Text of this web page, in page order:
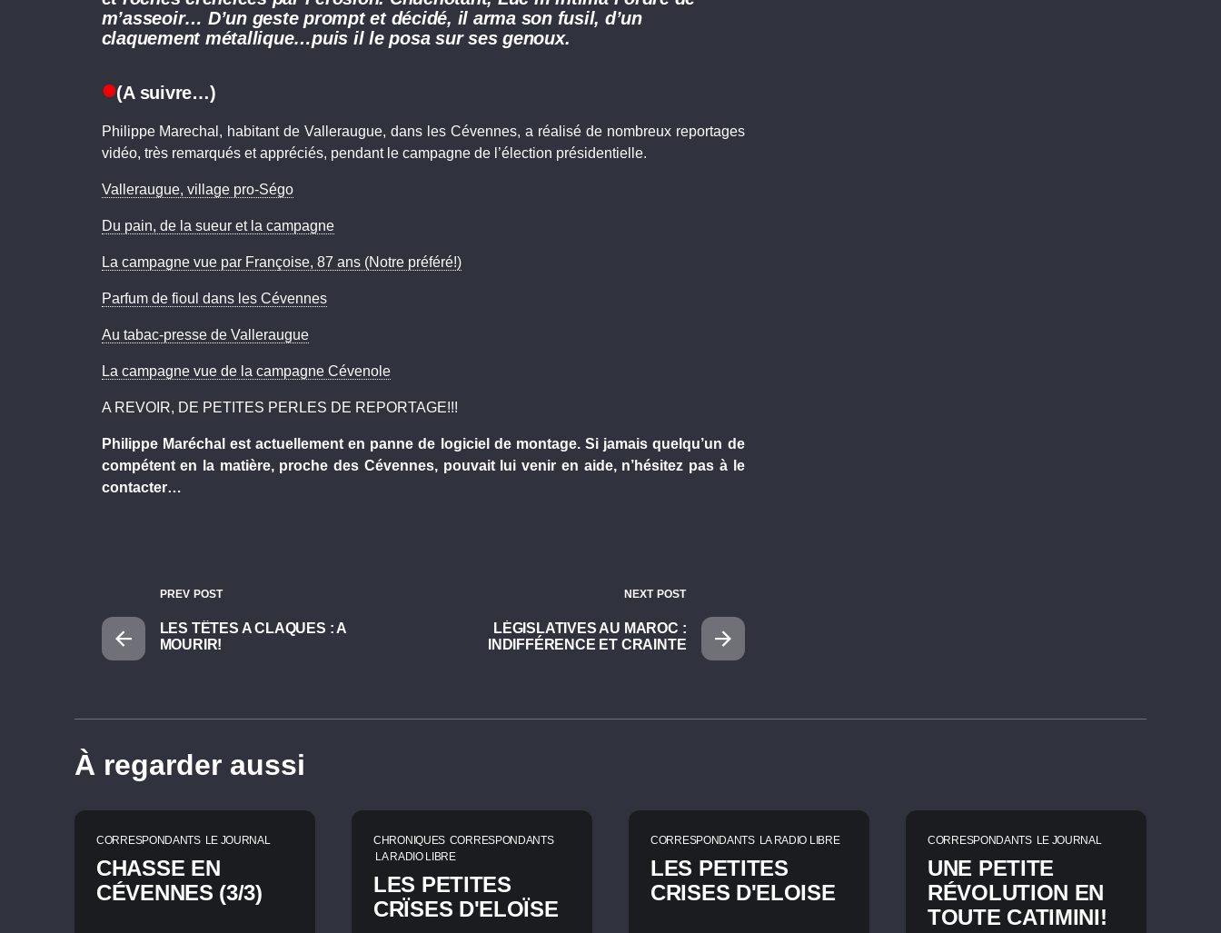
m’asseoir… D’un geste prompt et décidé, il arma son fusil, d’un
claquement métallique…puis il le posa sur ses genoux.
(A suivre…)
Philippe Marechal, habitant de Valleraugue, dans les Cévennes, a réalisé de nombreux reportages
vidéo, très remarqués et appréciés, pendant le campagne de l’élection présidentielle.
Valleraugue, village pro-Ségo
Du pain, de la sueur et la campagne
La campagne vue par Françoise, 87 ans (Notre préféré!)
Parfum de fioul dans les Cévennes
Au tabac-presse de Valleraugue
La campagne vue de la campagne Cévenole
A REVOIR, DE PETITES PERLES DE REPORTAGE!!!
Philippe Maréchal est actuellement en panne de logiciel de montage. Si jamais quelqu’un de
compétent en la matière, proche des Cévennes, pouvait lui venir en aide, n’hésitez pas à le
contacter…
PREV POST
LES TÊTES A CLAQUES : A
MOURIR!
NEXT POST
LÉGISLATIVES AU MAROC :
INDIFFÉRENCE ET CRAINTE
À regarder aussi
CORRESPONDANTS LE JOURNAL
CHASSE EN
CÉVENNES (3/3)
CHRONIQUES CORRESPONDANTS
LA RADIO LIBRE
LES PETITES
CRÏSES D'ELOÏSE
CORRESPONDANTS LA RADIO LIBRE
LES PETITES
CRISES D'ELOISE
CORRESPONDANTS LE JOURNAL
UNE PETITE
RÉVOLUTION EN
TOUTE CATIMINI!